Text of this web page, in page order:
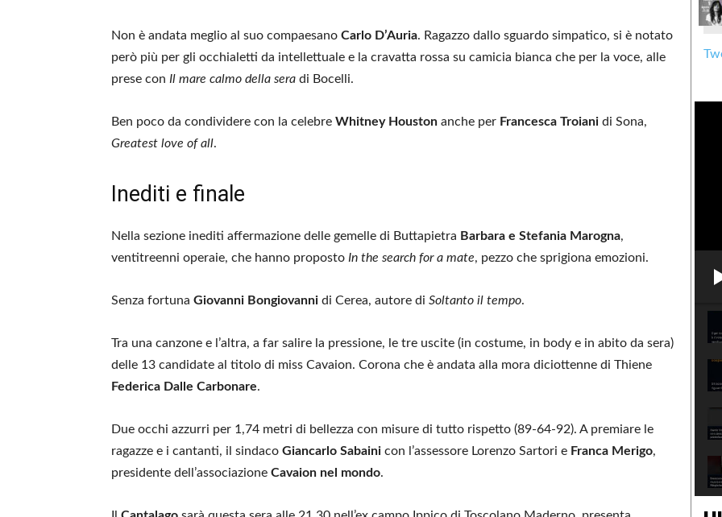
Non è andata meglio al suo compaesano Carlo D’Auria. Ragazzo dallo sguardo simpatico, si è notato
però più per gli occhialetti da intellettuale e la cravatta rossa su camicia bianca che per la voce, alle
prese con Il mare calmo della sera di Bocelli.
Ben poco da condividere con la celebre Whitney Houston anche per Francesca Troiani di Sona,
Greatest love of all.
Inediti e finale
Nella sezione inediti affermazione delle gemelle di Buttapietra Barbara e Stefania Marogna,
ventitreenni operaie, che hanno proposto In the search for a mate, pezzo che sprigiona emozioni.
Senza fortuna Giovanni Bongiovanni di Cerea, autore di Soltanto il tempo.
Tra una canzone e l’altra, a far salire la pressione, le tre uscite (in costume, in body e in abito da sera)
delle 13 candidate al titolo di miss Cavaion. Corona che è andata alla mora diciottenne di Thiene
Federica Dalle Carbonare.
Due occhi azzurri per 1,74 metri di bellezza con misure di tutto rispetto (89-64-92). A premiare le
ragazze e i cantanti, il sindaco Giancarlo Sabaini con l’assessore Lorenzo Sartori e Franca Merigo,
presidente dell’associazione Cavaion nel mondo.